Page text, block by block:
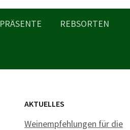
PRÄSENTE REBSORTEN
AKTUELLES
Weinempfehlungen für die